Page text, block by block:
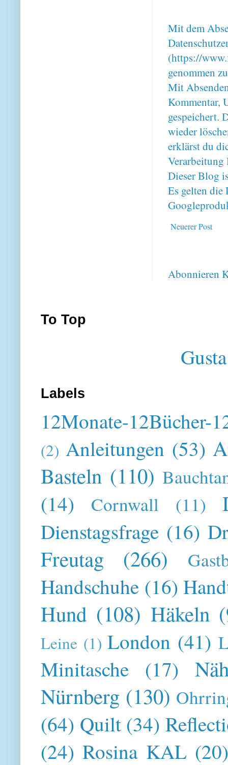
Mit dem
(https://
genommen
Mit
Kommentar,
gespeichert.
wieder
erklärst du
Verarbeitung
Dieser Blog
Es gelten
Neuerer Post
Abonnieren
To Top
Labels
12Monate-12Bücher-
(2) Anleitungen (53)
Basteln (110)
(14) Cornwall (11)
Dienstagsfrage (16)
Freutag (266)
Handschuhe (16)
Hund (108) Häkeln
Leine (1) London (41)
Minitasche (17)
Nürnberg (130)
(64) Quilt (34)
(24) Rosina KAL